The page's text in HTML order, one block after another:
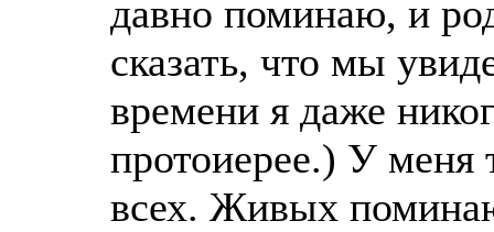
давно поминаю, и
сказать, что мы
времени я даже
протоиерее.) У
всех. Живых